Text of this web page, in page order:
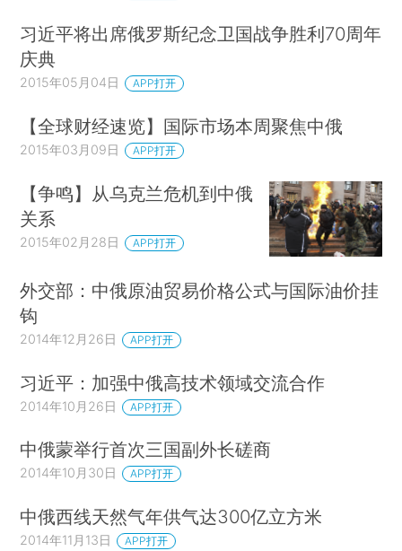
习近平将出席俄罗斯纪念卫国战争胜利70周年
庆典
2015年05月04日 APP打开
【全球财经速览】国际市场本周聚焦中俄
2015年03月09日 APP打开
【争鸣】从乌克兰危机到中俄
关系
2015年02月28日 APP打开
外交部：中俄原油贸易价格公式与国际油价挂
钩
2014年12月26日 APP打开
习近平：加强中俄高技术领域交流合作
2014年10月26日 APP打开
中俄蒙举行首次三国副外长磋商
2014年10月30日 APP打开
中俄西线天然气年供气达300亿立方米
2014年11月13日 APP打开